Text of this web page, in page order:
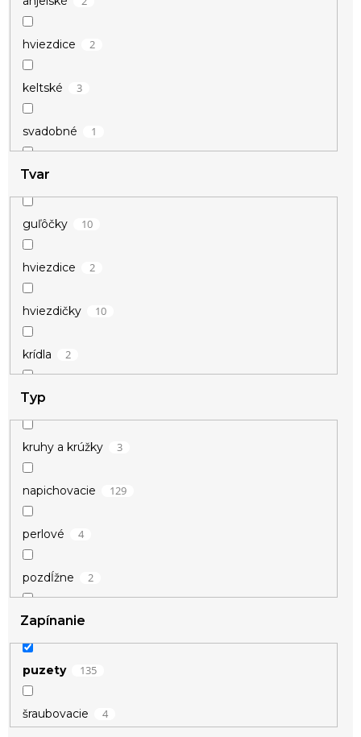
žltá
hviezdice 2
keltské 3
svadobné 1
vianočné
zamilované
zvieracie 15
Tvar
guľôčky 10
hviezdice 2
hviezdičky 10
krídla 2
krivka EKG
kríž 1
krúžky 10
krúžok
kvietky
labka 1
Typ
kruhy a krúžky 3
napichovacie 129
perlové 4
pozdĺžne 2
visiace 1
Zapínanie
puzety 135
šraubovacie 4